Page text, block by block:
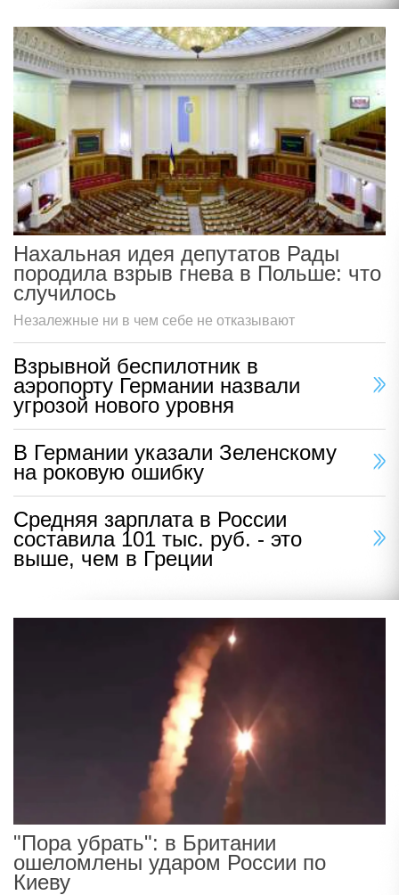
Нахальная идея депутатов Рады
породила взрыв гнева в Польше: что
случилось
Незалежные ни в чем себе не отказывают
Взрывной беспилотник в
аэропорту Германии назвали
угрозой нового уровня
В Германии указали Зеленскому
на роковую ошибку
Средняя зарплата в России
составила 101 тыс. руб. - это
выше, чем в Греции
"Пора убрать": в Британии
ошеломлены ударом России по
Киеву